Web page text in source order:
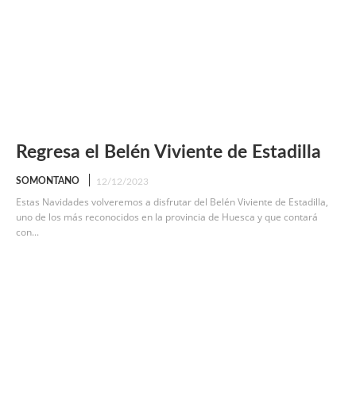
Regresa el Belén Viviente de Estadilla
SOMONTANO 12/12/2023
Estas Navidades volveremos a disfrutar del Belén Viviente de Estadilla,
uno de los más reconocidos en la provincia de Huesca y que contará
con...